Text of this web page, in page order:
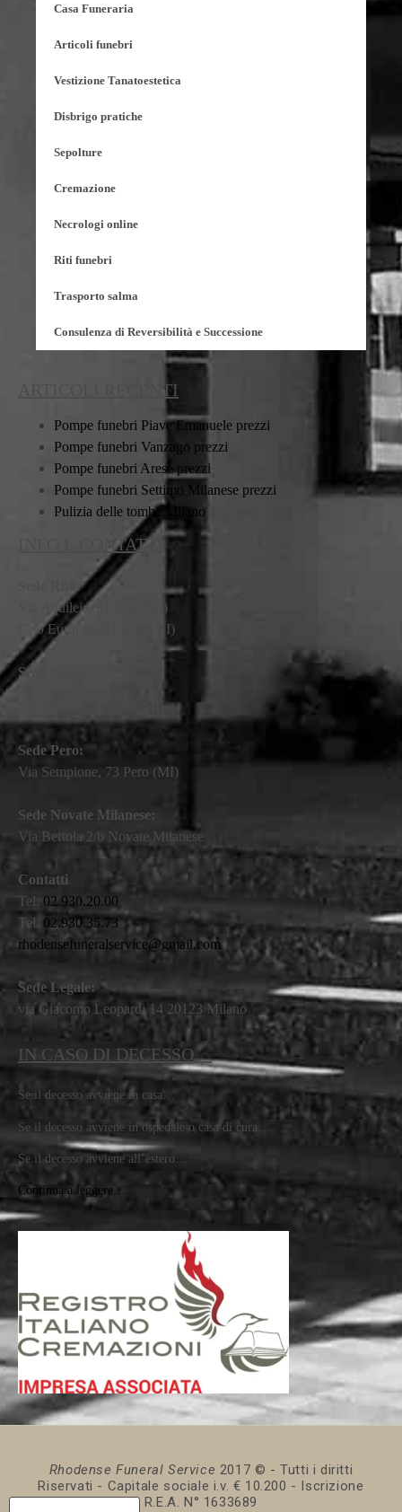
Casa Funeraria
Articoli funebri
Vestizione Tanatoestetica
Disbrigo pratiche
Sepolture
Cremazione
Necrologi online
Riti funebri
Trasporto salma
Consulenza di Reversibilità e Successione
ARTICOLI RECENTI
Pompe funebri Piave Emanuele prezzi
Pompe funebri Vanzago prezzi
Pompe funebri Arese prezzi
Pompe funebri Settimo Milanese prezzi
Pulizia delle tombe Milano
INFO E CONTATTI
Sede Rho:
Via Aquileia, 31 Rho (MI)
C.so Europa, 221 Rho (MI)
Sede Arese:
Via Mattei, 32 Arese (MI)
Sede Pero:
Via Sempione, 73 Pero (MI)
Sede Novate Milanese:
Via Bertola 2/b Novate Milanese
Contatti
Tel: 02.930.20.00
Tel. 02.930.35.73
rhodensefuneralservice@gmail.com
Sede Legale:
via Giacomo Leopardi 14 20123 Milano
IN CASO DI DECESSO…
Se il decesso avviene in casa…
Se il decesso avviene in ospedale o casa di cura…
Se il decesso avviene all’estero…
Continua a leggere…
Rhodense Funeral Service 2017 © - Tutti i diritti
Riservati - Capitale sociale i.v. € 10.200 - Iscrizione
R.E.A. N° 1633689